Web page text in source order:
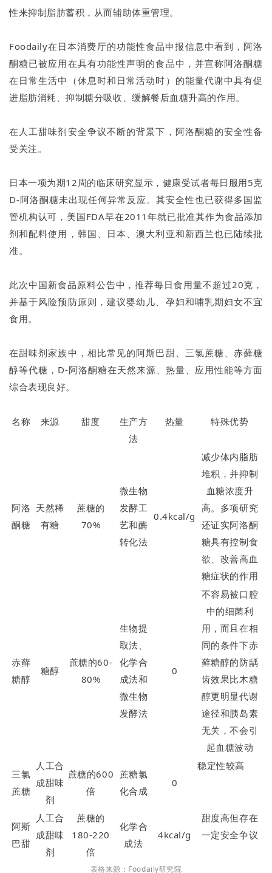
性来抑制脂肪蓄积，从而辅助体重管理。
Foodaily在日本消费厅的功能性食品申报信息中看到，阿洛
酮糖已被应用在具有功能性声明的食品中，并宣称阿洛酮糖
在日常生活中（休息时和日常活动时）的能量代谢中具有促
进脂肪消耗、抑制糖分吸收、缓解餐后血糖升高的作用。
在人工甜味剂安全争议不断的背景下，阿洛酮糖的安全性备
受关注。
日本一项为期12周的临床研究显示，健康受试者每日服用5克
D-阿洛酮糖未出现任何异常反应。其安全性也已获得多国监
管机构认可，美国FDA早在2011年就已批准其作为食品添加
剂和配料使用，韩国、日本、澳大利亚和新西兰也已陆续批
准。
此次中国新食品原料公告中，推荐每日食用量不超过20克，
并基于风险预防原则，建议婴幼儿、孕妇和哺乳期妇女不宜
食用。
在甜味剂家族中，相比常见的阿斯巴甜、三氯蔗糖、赤藓糖
醇等代糖，D-阿洛酮糖在天然来源、热量、应用性能等方面
综合表现良好。
名称 来源 甜度
生产方
法
热量 特殊优势
阿洛
酮糖
天然稀
有糖
蔗糖的
70%
微生物
发酵工
艺和酶
转化法
0.4kcal/g
减少体内脂肪
堆积，并抑制
血糖浓度升
高。多项研究
还证实阿洛酮
糖具有控制食
欲、改善高血
糖症状的作用
赤藓
糖醇
糖醇
蔗糖的60-
80%
生物提
取法、
化学合
成法和
微生物
发酵法
0
不容易被口腔
中的细菌利
用，而且在相
同的条件下赤
藓糖醇的防龋
齿效果比木糖
醇更明显代谢
途径和胰岛素
无关，不会引
起血糖波动
三氯
蔗糖
人工合
成甜味
剂
蔗糖的600
倍
蔗糖氯
化合成
0
稳定性较高
阿斯
巴甜
人工合
成甜味
剂
蔗糖的
180-220
倍
化学合
成法
4kcal/g
甜度高但存在
一定安全争议
表格来源：Foodaily研究院